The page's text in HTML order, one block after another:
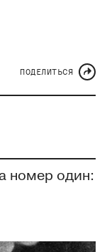
ПОДЕЛИТЬСЯ
номер один: